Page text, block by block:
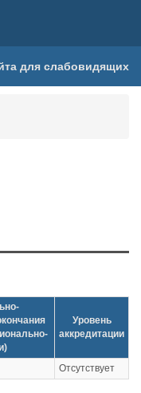
для слабовидящих
Уровень
аккредитации
Отсутствует